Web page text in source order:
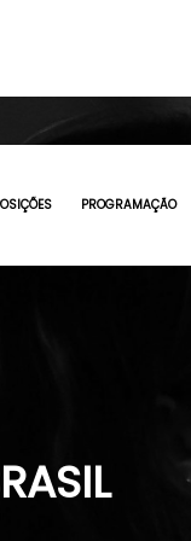
PROGRAMAÇÃO